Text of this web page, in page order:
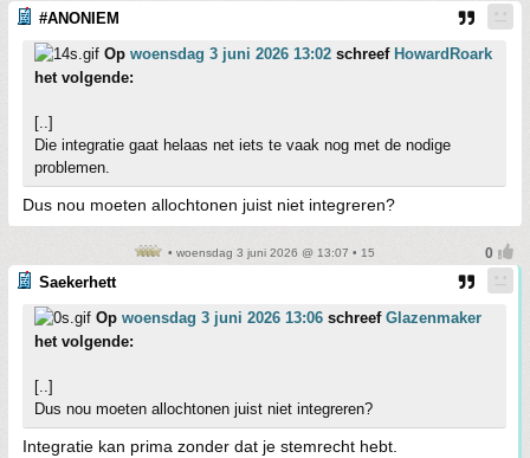
#ANONIEM
Op woensdag 3 juni 2026 13:02 schreef HowardRoark
het volgende:
[..]
Die integratie gaat helaas net iets te vaak nog met de nodige
problemen.
Dus nou moeten allochtonen juist niet integreren?
• woensdag 3 juni 2026 @ 13:07 • 15
Saekerhett
Op woensdag 3 juni 2026 13:06 schreef Glazenmaker
het volgende:
[..]
Dus nou moeten allochtonen juist niet integreren?
Integratie kan prima zonder dat je stemrecht hebt.